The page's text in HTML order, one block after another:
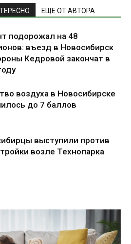
ЕЩЕ ОТ АВТОРА
подорожал на 48
въезд в Новосибирск
Кедровой закончат в
воздуха в Новосибирске
до 7 баллов
выступили против
возле Технопарка